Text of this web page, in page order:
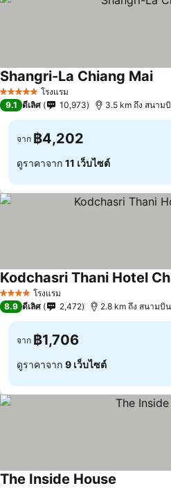
5 ดาว โรงแรม
Shangri-La Chiang Mai
9.1 ดีเลิศ 10,973 3.5 km ถึง สนาม
จาก ฿4,202
ดูราคาจาก 11 เว็บไซต์
4 ดาว โรงแรม
Kodchasri Thani Hotel
8.9 ดีเลิศ 2,472 2.8 km ถึง สนามบิ
จาก ฿1,706
ดูราคาจาก 9 เว็บไซต์
The Inside House